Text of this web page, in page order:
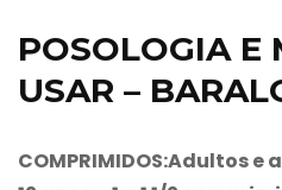
POSOLOGIA E
USAR –
COMPRIMIDOS:Adultos e